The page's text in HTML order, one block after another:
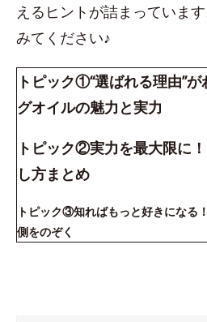
えるヒントが詰まっていま
みてください♪
トピック①“選ばれる理由”
グオイルの魅力と実力
トピック②実力を最大限に
し方まとめ
トピック③知ればもっと好きになる
側をのぞく